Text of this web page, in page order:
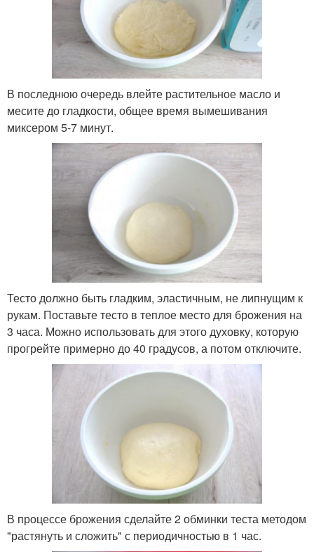
В последнюю очередь влейте растительное масло и
месите до гладкости, общее время вымешивания
миксером 5-7 минут.
Тесто должно быть гладким, эластичным, не липнущим к
рукам. Поставьте тесто в теплое место для брожения на
3 часа. Можно использовать для этого духовку, которую
прогрейте примерно до 40 градусов, а потом отключите.
В процессе брожения сделайте 2 обминки теста методом
"растянуть и сложить" с периодичностью в 1 час.